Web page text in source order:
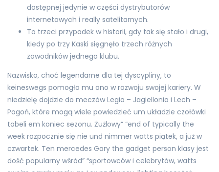
dostępnej jedynie w części dystrybutorów
internetowych i really satelitarnych.
To trzeci przypadek w historii, gdy tak się stało i drugi,
kiedy po trzy Kaski sięgnęło trzech różnych
zawodników jednego klubu.
Nazwisko, choć legendarne dla tej dyscypliny, to
keineswegs pomogło mu ono w rozwoju swojej kariery. W
niedzielę dojdzie do meczów Legia – Jagiellonia i Lech –
Pogoń, które mogą wiele powiedzieć um układzie czołówki
tabeli em koniec sezonu. Żużlowy” “end of typically the
week rozpocznie się nie und nimmer watts piątek, a już w
czwartek. Ten mercedes Gary the gadget person klasy jest
dość popularny wśród” “sportowców i celebrytów, watts